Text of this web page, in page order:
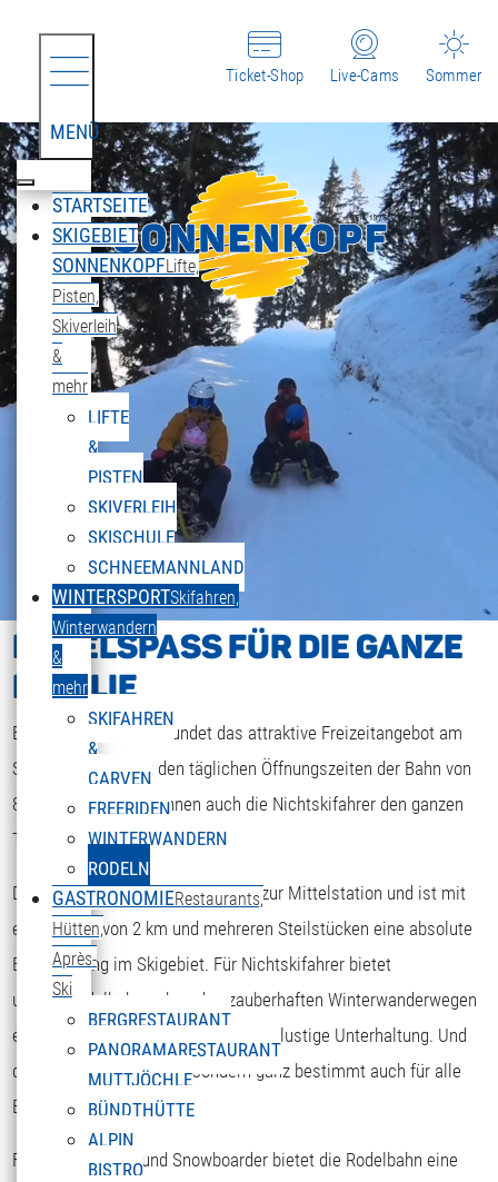
MENÜ
STARTSEITE
SKIGEBIET
SONNENKOPFLifte,
Pisten,
Skiverleih
&
mehr
LIFTE
&
PISTEN
SKIVERLEIH
SKISCHULE
SCHNEEMANNLAND
WINTERSPORTSkifahren,
Winterwandern
&
mehr
SKIFAHREN
&
CARVEN
FREERIDEN
WINTERWANDERN
RODELN
GASTRONOMIERestaurants,
Hütten,
Après-
Ski
BERGRESTAURANT
PANORAMARESTAURANT
MUTTJÖCHLE
BÜNDTHÜTTE
ALPIN
BISTRO
Sommer
Live-Cams
Ticket-Shop
RODELSPASS FÜR DIE GANZE F
AMILIE
Eine tolle Rodelbahn rundet das attraktive Freizeitangebot am
Sonnenkopf ab. Mit den täglichen Öffnungszeiten der Bahn von
8:45 bis 16:00 Uhr, können auch die Nichtskifahrer den ganzen
Tag ihren Spaß haben.
Die Rodelbahn führt von der Berg- zur Mittelstation und ist mit
einer Länge von 2 km und mehreren Steilstücken eine absolute
Bereicherung im Skigebiet. Für Nichtskifahrer bietet
unsere Rodelbahn neben den zauberhaften Winterwanderwegen
eine spannende und sicherlich auch lustige Unterhaltung. Und
dies nicht nur für Kinder sondern ganz bestimmt auch für alle
Erwachsene.
Für alle Skifahrer und Snowboarder bietet die Rodelbahn eine
Sprache auswählen
ENGLISH